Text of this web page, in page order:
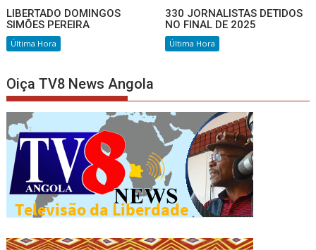
LIBERTADO DOMINGOS
SIMÕES PEREIRA
Última Hora
330 JORNALISTAS DETIDOS
NO FINAL DE 2025
Última Hora
Oiça TV8 News Angola